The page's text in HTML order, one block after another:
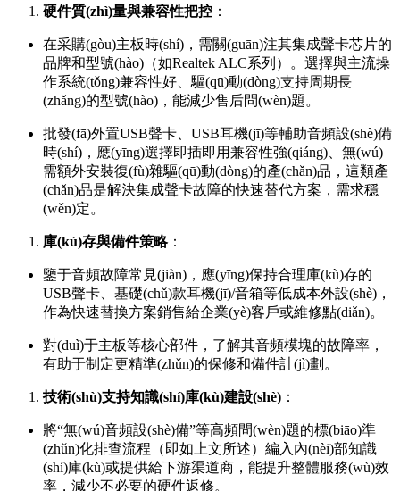
硬件質(zhì)量與兼容性把控 ：
在采購(gòu)主板時(shí)，需關(guān)注其集成聲卡芯片的
品牌和型號(hào)（如Realtek ALC系列）。選擇與主流操
作系統(tǒng)兼容性好、驅(qū)動(dòng)支持周期長
(zhǎng)的型號(hào)，能減少售后問(wèn)題。
批發(fā)外置USB聲卡、USB耳機(jī)等輔助音頻設(shè)備
時(shí)，應(yīng)選擇即插即用兼容性強(qiáng)、無(wú)
需額外安裝復(fù)雜驅(qū)動(dòng)的產(chǎn)品，這類產
(chǎn)品是解決集成聲卡故障的快速替代方案，需求穩
(wěn)定。
庫(kù)存與備件策略：
鑒于音頻故障常見(jiàn)，應(yīng)保持合理庫(kù)存的
USB聲卡、基礎(chǔ)款耳機(jī)/音箱等低成本外設(shè)，
作為快速替換方案銷售給企業(yè)客戶或維修點(diǎn)。
對(duì)于主板等核心部件，了解其音頻模塊的故障率，
有助于制定更精準(zhǔn)的保修和備件計(jì)劃。
技術(shù)支持知識(shí)庫(kù)建設(shè) ：
將“無(wú)音頻設(shè)備”等高頻問(wèn)題的標(biāo)準
(zhǔn)化排查流程（即如上文所述）編入內(nèi)部知識
(shí)庫(kù)或提供給下游渠道商，能提升整體服務(wù)效
率，減少不必要的硬件返修。